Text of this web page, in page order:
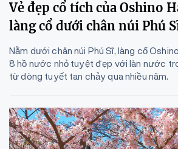
Vẻ đẹp cổ tích của Oshino
làng cổ dưới chân núi Phú
Nằm dưới chân núi Phú Sĩ, làng cổ
8 hồ nước nhỏ tuyệt đẹp với làn nước
từ dòng tuyết tan chảy qua nhiều năm.